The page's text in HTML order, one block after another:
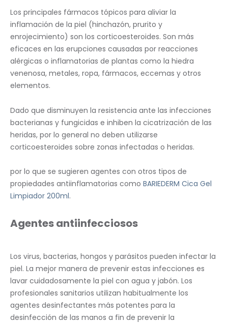
Los principales fármacos tópicos para aliviar la
inflamación de la piel (hinchazón, prurito y
enrojecimiento) son los corticoesteroides. Son más
eficaces en las erupciones causadas por reacciones
alérgicas o inflamatorias de plantas como la hiedra
venenosa, metales, ropa, fármacos, eccemas y otros
elementos.
Dado que disminuyen la resistencia ante las infecciones
bacterianas y fungicidas e inhiben la cicatrización de las
heridas, por lo general no deben utilizarse
corticoesteroides sobre zonas infectadas o heridas.
por lo que se sugieren agentes con otros tipos de
propiedades antiinflamatorias como BARIEDERM Cica Gel
Limpiador 200ml.
Agentes antiinfecciosos
Los virus, bacterias, hongos y parásitos pueden infectar la
piel. La mejor manera de prevenir estas infecciones es
lavar cuidadosamente la piel con agua y jabón. Los
profesionales sanitarios utilizan habitualmente los
agentes desinfectantes más potentes para la
desinfección de las manos a fin de prevenir la